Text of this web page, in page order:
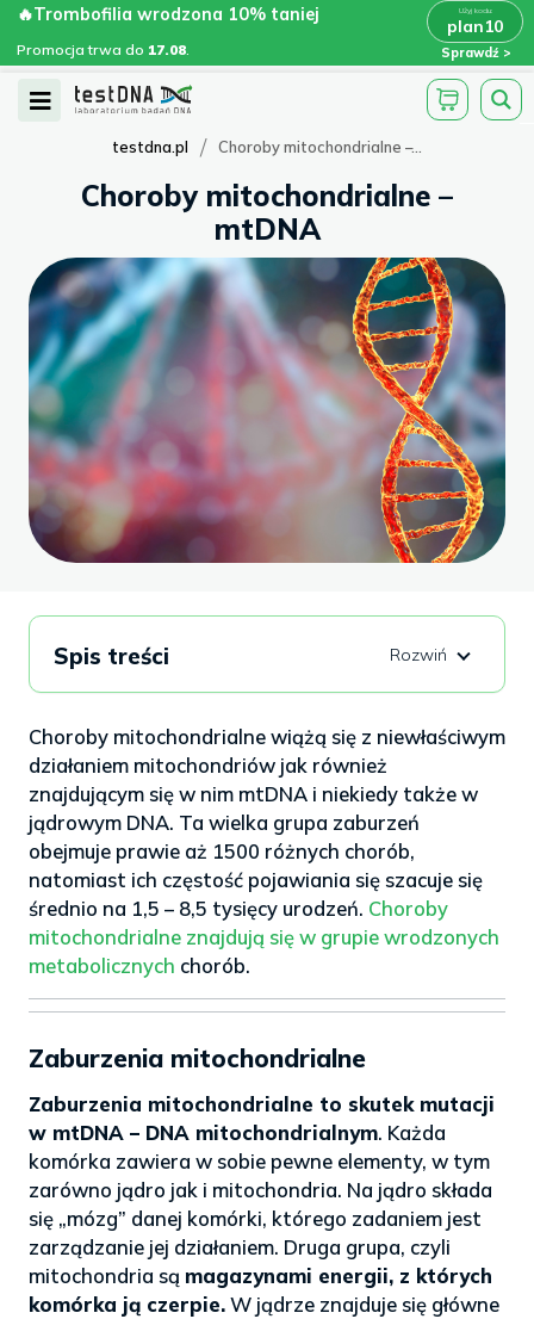
Skip
content
🔥Trombofilia wrodzona 10% taniej
Promocja trwa do 17.08.
plan10
Sprawdź
🔥Trombofilia wrodzona 10% taniej
plan10 x
Open
testdna.pl / Choroby mitochondrialne –...
Choroby mitochondrialne –
mtDNA
Choroby mitochondrialne wiążą się z niewłaściwym
działaniem mitochondriów jak również
znajdującym się w nim mtDNA i niekiedy także w
jądrowym DNA. Ta wielka grupa zaburzeń
obejmuje prawie aż 1500 różnych chorób,
natomiast ich częstość pojawiania się szacuje się
średnio na 1,5 – 8,5 tysięcy urodzeń. Choroby
mitochondrialne znajdują się w grupie wrodzonych
metabolicznych chorób.
Zaburzenia mitochondrialne
Zaburzenia mitochondrialne to skutek mutacji
w mtDNA – DNA mitochondrialnym. Każda
komórka zawiera w sobie pewne elementy, w tym
zarówno jądro jak i mitochondria. Na jądro składa
się „mózg” danej komórki, którego zadaniem jest
zarządzanie jej działaniem. Druga grupa, czyli
mitochondria są magazynami energii, z których
komórka ją czerpie.W jądrze znajduje się główne
Spis treści